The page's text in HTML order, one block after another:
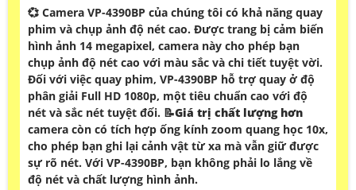
💞 Camera VP-4390BP của chúng tôi có khả năng quay
phim và chụp ảnh độ nét cao. Được trang bị cảm biến
hình ảnh 14 megapixel, camera này cho phép bạn
chụp ảnh độ nét cao với màu sắc và chi tiết tuyệt vời.
Đối với việc quay phim, VP-4390BP hỗ trợ quay ở độ
phân giải Full HD 1080p, một tiêu chuẩn cao với độ
nét và sắc nét tuyệt đối. 📝Giá trị chất lượng hơn
camera còn có tích hợp ống kính zoom quang học 10x,
cho phép bạn ghi lại cảnh vật từ xa mà vẫn giữ được
sự rõ nét. Với VP-4390BP, bạn không phải lo lắng về
độ nét và chất lượng hình ảnh.